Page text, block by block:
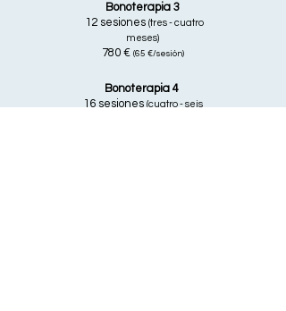
Bonoterapia 3
12 sesiones (tres - cuatro
meses)
780 € (65 €/sesión)
Bonoterapia 4
16 sesiones (cuatro - seis